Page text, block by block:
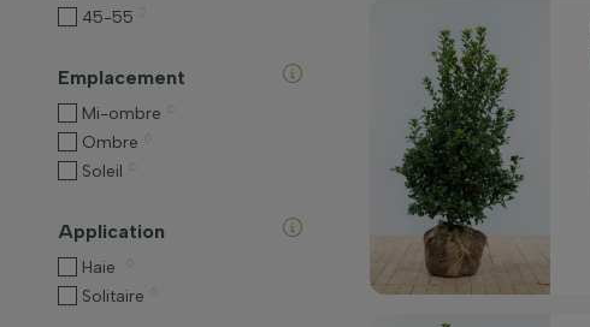
45-55
Emplacement
Mi-ombre
Ombre
Soleil
Application
Haie
Solitaire